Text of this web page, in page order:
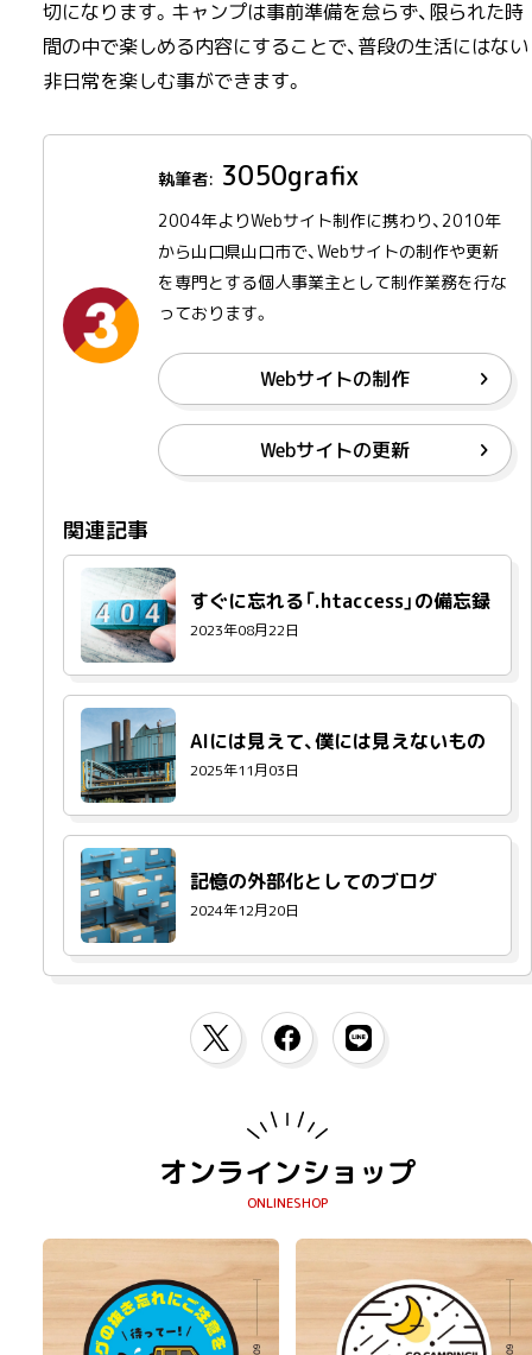
切になります。キャンプは事前準備を怠らず、限られた時
間の中で楽しめる内容にすることで、普段の生活にはない
非日常を楽しむ事ができます。
3050grafix
2004年よりWebサイト制作に携わり、2010年
から山口県山口市で、Webサイトの制作や更新
を専門とする個人事業主として制作業務を行な
っております。
Webサイトの制作
Webサイトの更新
すぐに忘れる「.htaccess」の備忘録
2023年08月22日
AIには見えて、僕には見えないもの
2025年11月03日
記憶の外部化としてのブログ
2024年12月20日
オンラインショップ